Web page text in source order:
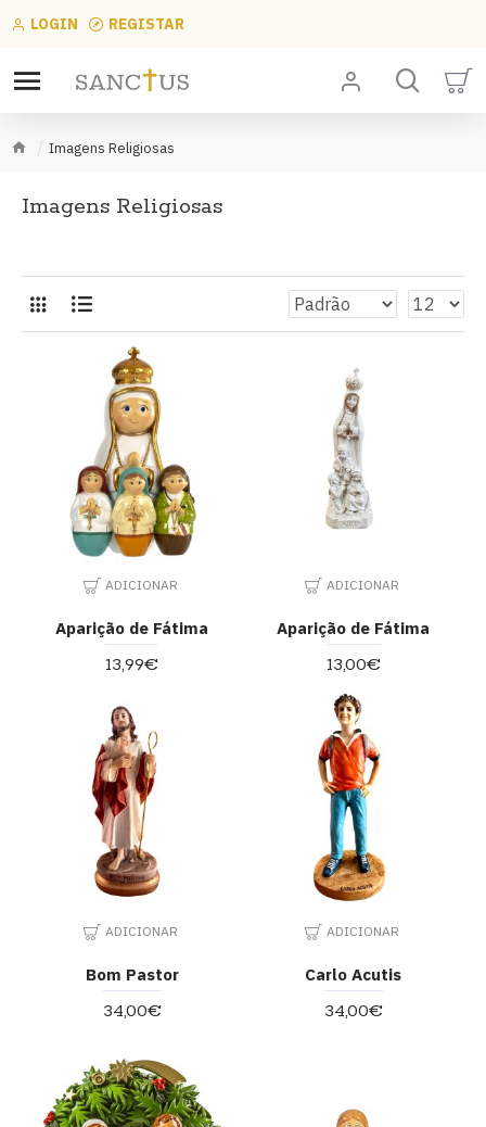
LOGIN REGISTAR
Imagens Religiosas
Imagens Religiosas
Aparição de Fátima
13,99€
ADICIONAR
Aparição de Fátima
13,00€
ADICIONAR
Bom Pastor
34,00€
ADICIONAR
Carlo Acutis
34,00€
ADICIONAR